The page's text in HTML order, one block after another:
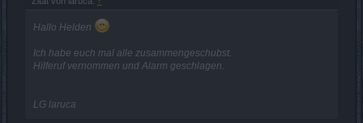
Hallo Helden
Ich habe euch mal alle zusammengeschubst.
Hilferuf vernommen und Alarm geschlagen.
LG laruca